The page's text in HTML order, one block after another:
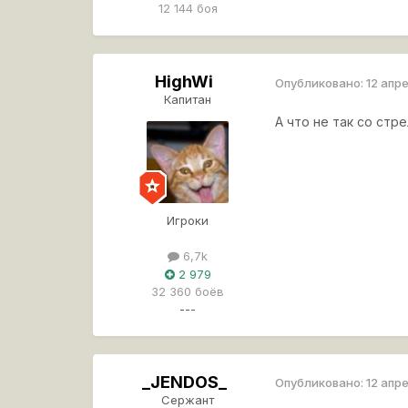
12 144 боя
HighWi
Капитан
Игроки
6,7k
2 979
32 360 боёв
---
Опубликовано:12
А что не так со
_JENDOS_
Сержант
Опубликовано:12